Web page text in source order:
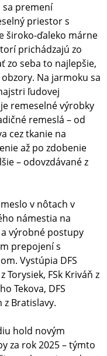
sa premení
priestor s
široko-ďaleko márne
prichádzajú zo
zo seba to najlepšie,
Na jarmoku sa
ľudovej
remeselné výrobky
remeslá – od
cez tkanie na
až po zdobenie
– odovzdávané z
v nôtach v
námestia na
výrobné postupy
prepojení s
Vystúpia DFS
Torysiek, FSk Kriváň z
Tekova, DFS
z Bratislavy.
hold novým
za rok 2025 – týmto